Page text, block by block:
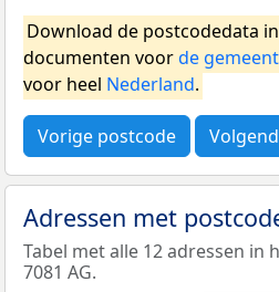
Download de postcodedata
documenten voorde
voor heel Nederland.
Vorige postcode
Adressen met
Tabel met alle 12 adressen in
7081 AG.